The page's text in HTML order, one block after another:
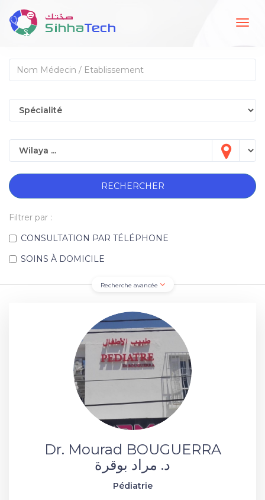
RECHERCHER
Filtrer par :
CONSULTATION PAR TÉLÉPHONE
SOINS À DOMICILE
Recherche avancée
Dr. Mourad BOUGUERRA
د. مراد بوقرة
Pédiatrie